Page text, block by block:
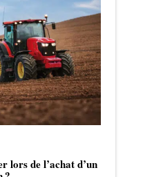
lors de l’achat d’un